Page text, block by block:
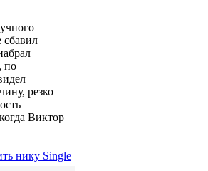
сбавил
по
резко
Виктор